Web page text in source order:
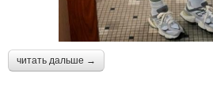
читать дальше →